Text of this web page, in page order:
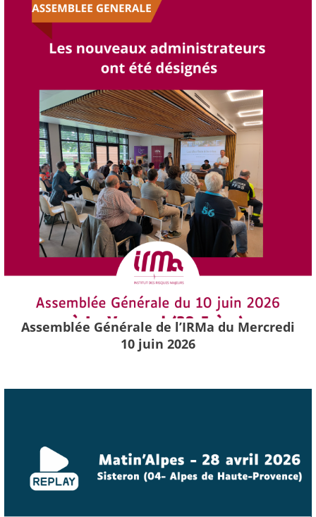
Assemblée Générale de l’IRMa du Mercredi
10 juin 2026